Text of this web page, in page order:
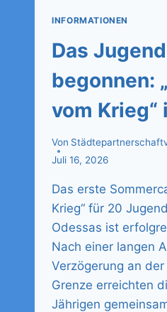
INFORMATIONEN
Das
begonnen:
vom Krieg“
Von
Juli 16, 2026
Das erste
Krieg“ für 20
Odessas ist
Nach einer langen
Verzögerung an
Grenze erreichten
Jährigen